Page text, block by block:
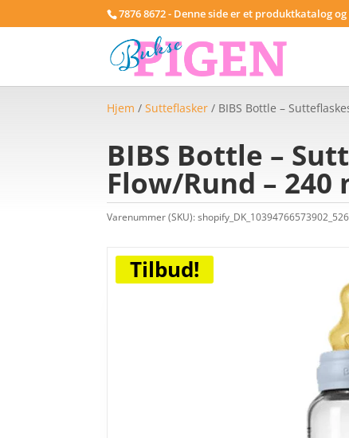
7876 8672 - Denne side er et produktkatalog
Hjem /Sutteflasker / BIBS Bottle –
BIBS Bottle –
Flow/Rund – 240
Varenummer (SKU):
Tilbud!